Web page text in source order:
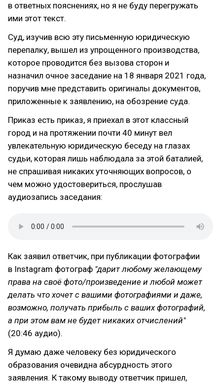
в ответных пояснениях, но я не буду перегружать
ими этот текст.
Суд, изучив всю эту письменную юридическую
перепалку, вышел из упрощенного производства,
которое проводится без вызова сторон и
назначил очное заседание на 18 января 2021 года,
поручив мне представить оригиналы документов,
приложенные к заявлению, на обозрение суда.
Приказ есть приказ, я приехал в этот классный
город и на протяжении почти 40 минут вел
увлекательную юридическую беседу на глазах
судьи, которая лишь наблюдала за этой баталией,
не спрашивая никаких уточняющих вопросов, о
чем можно удостовериться, прослушав
аудиозапись заседания:
Как заявил ответчик, при публикации фотографии
в Instagram фотограф "дарит любому желающему
права на своё фото/произведение и любой может
делать что хочет с вашими фотографиями и даже,
возможно, получать прибыль с ваших фотографий,
а при этом вам не будет никаких отчислений"
(20:46 аудио).
Я думаю даже человеку без юридического
образования очевидна абсурдность этого
заявления. К такому выводу ответчик пришел,